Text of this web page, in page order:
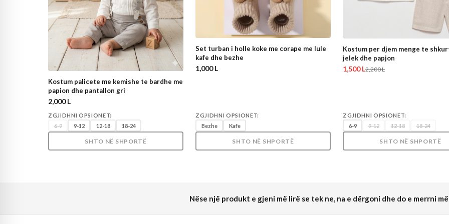
Kostum palicete me kemishe te bardhe me
papion dhe pantallon gri
2,000 L
ZGJIDHNI OPSIONET:
6-9
9-12 12-18 18-24
SHTO NË SHPORTË
Set turban i holle koke me corape me lule
kafe dhe bezhe
1,000 L
ZGJIDHNI OPSIONET:
Bezhe
Kafe
SHTO NË SHPORTË
Kostum per djem menge te
jelek dhe papjon
1,500 L2,200 L
ZGJIDHNI OPSIONET:
6-9
9-12 12-18 18-24
SHTO NË SHPORTË
Nëse një produkt e gjeni më lirë se tek ne, na e dërgoni dhe do e merrni